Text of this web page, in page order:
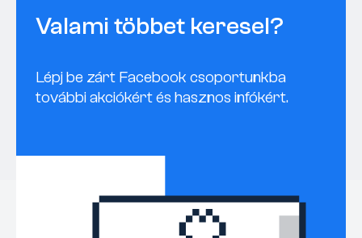
Valami többet keresel?
Lépj be zárt Facebook csoportunkba
további akciókért és hasznos infókért.